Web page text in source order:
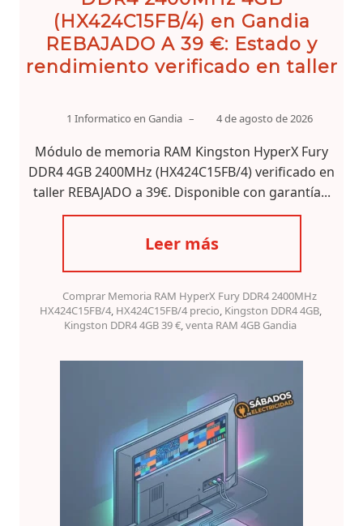
(HX424C15FB/4) en Gandia
REBAJADO A 39 €: Estado y
rendimiento verificado en taller
1 Informatico en Gandia – 4 de agosto de 2026
Módulo de memoria RAM Kingston HyperX Fury
DDR4 4GB 2400MHz (HX424C15FB/4) verificado en
taller REBAJADO a 39€. Disponible con garantía...
Leer más
Comprar Memoria RAM HyperX Fury DDR4 2400MHz
HX424C15FB/4, HX424C15FB/4 precio Kingston DDR4 4GB,
Kingston DDR4 4GB 39 € venta RAM 4GB Gandia